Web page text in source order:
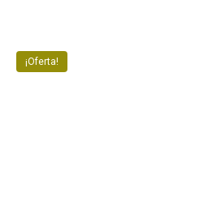
¡Oferta!